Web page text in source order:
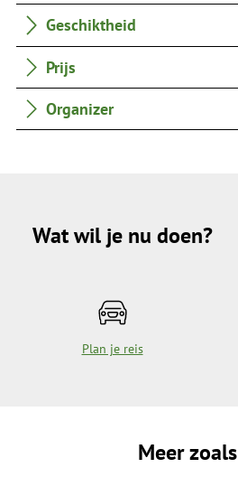
Geschiktheid
Prijs
Organizer
Wat wil je nu doen?
Plan je reis
Meer